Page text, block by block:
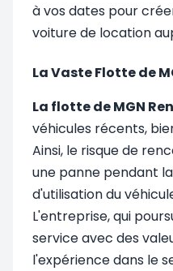
à vos dates pour
voiture de location
La Vaste Flotte de
La flotte de MGN
véhicules récents,
Ainsi, le risque de
une panne pendant
d'utilisation du
L'entreprise, qui
service avec des
l'expérience dans le